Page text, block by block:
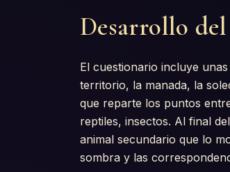
Desarrollo
El cuestionario incluye
territorio, la manada, la
que reparte los puntos
reptiles, insectos. Al final
animal secundario que lo
sombra y las